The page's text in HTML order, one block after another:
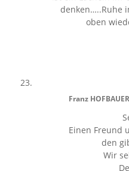
denken…..Ruhe
oben
Franz HOFBAUER
Einen Freund
den
Wir